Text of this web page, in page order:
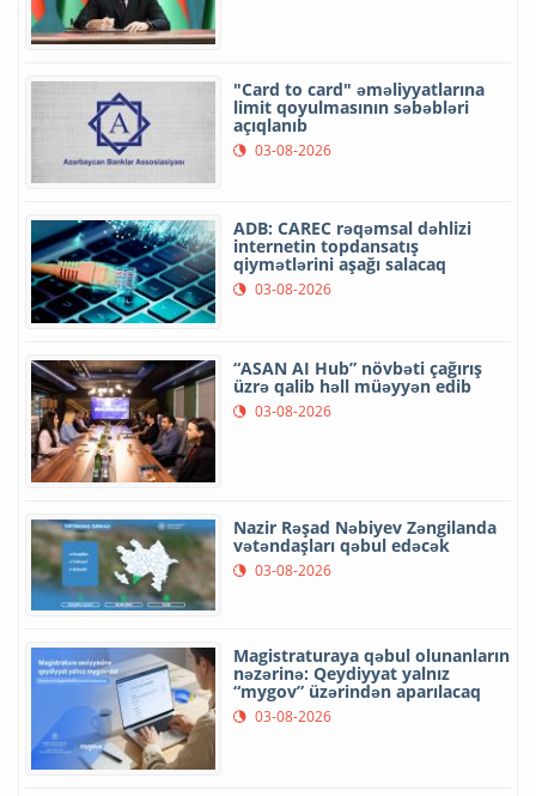
"Card to card" əməliyyatlarına
limit qoyulmasının səbəbləri
açıqlanıb
03-08-2026
ADB: CAREC rəqəmsal dəhlizi
internetin topdansatış
qiymətlərini aşağı salacaq
03-08-2026
“ASAN AI Hub” növbəti çağırış
üzrə qalib həll müəyyən edib
03-08-2026
Nazir Rəşad Nəbiyev Zəngilanda
vətəndaşları qəbul edəcək
03-08-2026
Magistraturaya qəbul olunanların
nəzərinə: Qeydiyyat yalnız
“mygov” üzərindən aparılacaq
03-08-2026